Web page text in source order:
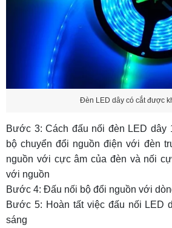
Đèn LED dây có cắt được
Bước 3: Cách đấu nối đèn LED dây
bộ chuyển đổi nguồn điện với đèn
nguồn với cực âm của đèn và nối
với nguồn
Bước 4: Đấu nối bộ đổi nguồn với
Bước 5: Hoàn tất việc đấu nối LED
sáng